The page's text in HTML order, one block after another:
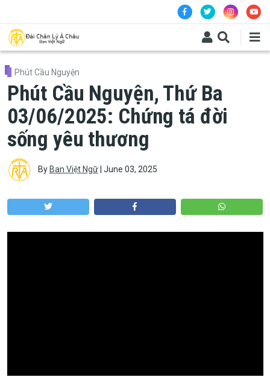
Phút Cầu Nguyện
Phút Cầu Nguyện, Thứ Ba
03/06/2025: Chứng tá đời
sống yêu thương
By Ban Việt Ngữ| June 03, 2025